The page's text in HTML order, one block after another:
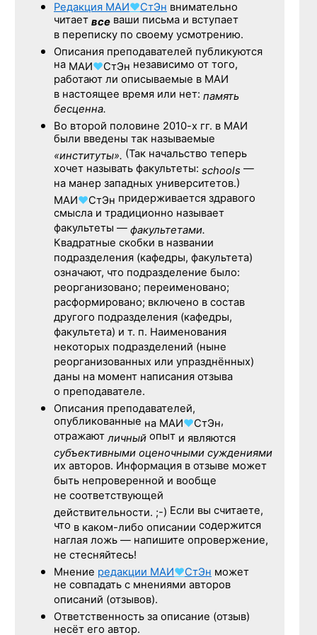
Редакция МАИ♥СтЭн внимательно
читает все ваши письма и вступает
в переписку по своему усмотрению.
Описания преподавателей публикуются
на МАИ♥СтЭн независимо от того,
работают ли описываемые в МАИ
в настоящее время или нет: память
бесценна.
Во второй половине 2010-х гг. в МАИ
были введены так называемые
«институты». (Так начальство теперь
хочет называть факультеты: schools —
на манер западных университетов.)
МАИ♥СтЭн придерживается здравого
смысла и традиционно называет
факультеты — факультетами.
Квадратные скобки в названии
подразделения (кафедры, факультета)
означают, что подразделение было:
реорганизовано; переименовано;
расформировано; включено в состав
другого подразделения (кафедры,
факультета) и т. п. Наименования
некоторых подразделений (ныне
реорганизованных или упразднённых)
даны на момент написания отзыва
о преподавателе.
Описания преподавателей,
опубликованные на МАИ♥СтЭн,
отражаютличный опыт и являются
субъективными оценочными суждениями
их авторов. Информация в отзыве может
быть непроверенной и вообще
не соответствующей
действительности. ;-) Если вы считаете,
что в каком-либо описании содержится
наглая ложь — напишите опровержение,
не стесняйтесь!
Мнение редакции МАИ♥СтЭн может
не совпадать с мнениями авторов
описаний (отзывов).
Ответственность за описание (отзыв)
несёт его автор.